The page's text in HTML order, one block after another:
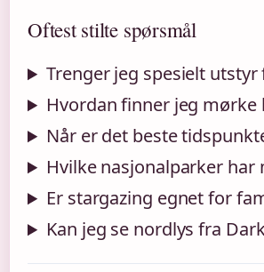
Oftest stilte spørsmål
Trenger jeg spesielt utstyr
Hvordan finner jeg
Når er det beste
Hvilke nasjonalparker har
Er stargazing egnet for
Kan jeg se nordlys fra